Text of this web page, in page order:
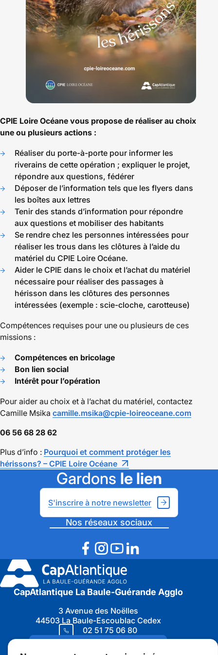
CPIE Loire Océane vous propose de réaliser au choix
une ou plusieurs actions :
Réaliser du porte-à-porte pour informer les
riverains de cette opération ; expliquer le projet,
répondre aux questions, fédérer
Déposer de l’information tels que les flyers dans
les boîtes aux lettres
Tenir des stands d’information pour répondre
aux questions et mobiliser des habitants
Se rendre chez les personnes intéressées pour
réaliser les trous dans les clôtures à l’aide du
matériel du CPIE Loire Océane.
Aider le CPIE dans le choix et l’achat du matériel
nécessaire pour réaliser des passages à
hérisson dans les clôtures des personnes
intéressées (exemple : scie-cloche, carotteuse)
Compétences requises pour une ou plusieurs de ces
missions :
Compétences en bricolage
Bon lien social
Intérêt pour l’opération
Pour aider au choix et à l’achat du matériel, contactez
Camille Msika camille.msika@cpie-loireoceane.com
06 56 68 28 62
Plus d’info : Pourquoi et comment protéger les
hérissons? – CPIE Loire Océane
Gardons le lien
S'inscrire à notre newsletter
Nos réseaux sociaux
CapAtlantique La Baule-Guérande Agglo
3 Avenue des Noëlles
44503 La Baule-Escoublac Cedex
02 51 75 06 80